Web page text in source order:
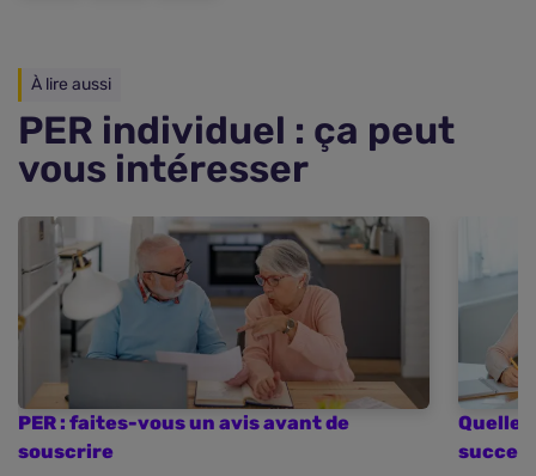
À lire aussi
PER individuel : ça peut
vous intéresser
PER : faites-vous un avis avant de
souscrire
Quelle